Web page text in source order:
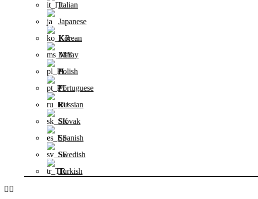
Italian
Japanese
Korean
Malay
Polish
Portuguese
Russian
Slovak
Spanish
Swedish
Turkish